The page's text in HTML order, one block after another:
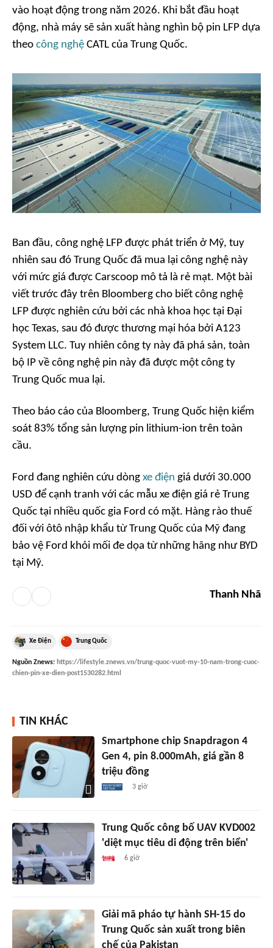
vào hoạt động trong năm 2026. Khi bắt đầu hoạt
động, nhà máy sẽ sản xuất hàng nghìn bộ pin LFP dựa
theo công nghệ CATL của Trung Quốc.
Ban đầu, công nghệ LFP được phát triển ở Mỹ, tuy
nhiên sau đó Trung Quốc đã mua lại công nghệ này
với mức giá được Carscoop mô tả là rẻ mạt. Một bài
viết trước đây trên Bloomberg cho biết công nghệ
LFP được nghiên cứu bởi các nhà khoa học tại Đại
học Texas, sau đó được thương mại hóa bởi A123
System LLC. Tuy nhiên công ty này đã phá sản, toàn
bộ IP về công nghệ pin này đã được một công ty
Trung Quốc mua lại.
Theo báo cáo của Bloomberg, Trung Quốc hiện kiểm
soát 83% tổng sản lượng pin lithium-ion trên toàn
cầu.
Ford đang nghiên cứu dòng xe điện giá dưới 30.000
USD để cạnh tranh với các mẫu xe điện giá rẻ Trung
Quốc tại nhiều quốc gia Ford có mặt. Hàng rào thuế
đối với ôtô nhập khẩu từ Trung Quốc của Mỹ đang
bảo vệ Ford khỏi mối đe dọa từ những hãng như BYD
tại Mỹ.
Thanh Nhã
Xe Điện Trung Quốc
Nguồn Znews: https://lifestyle.znews.vn/trung-quoc-vuot-my-10-nam-trong-cuoc-
chien-pin-xe-dien-post1530282.html
TIN KHÁC
Smartphone chip Snapdragon 4
Gen 4, pin 8.000mAh, giá gần 8
triệu đồng
3 giờ
Trung Quốc công bố UAV KVD002
'diệt mục tiêu di động trên biển'
6 giờ
Giải mã pháo tự hành SH-15 do
Trung Quốc sản xuất trong biên
chế của Pakistan